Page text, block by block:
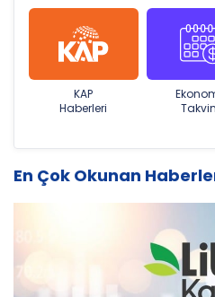
KAP
Haberleri
En Çok Okunan